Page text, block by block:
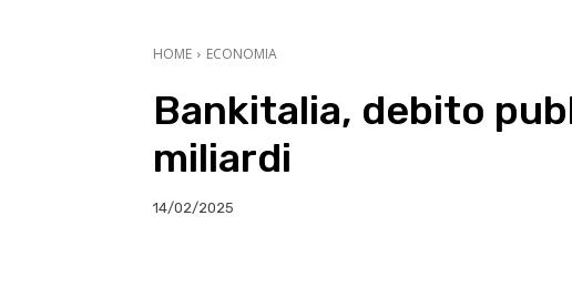
HOME ECONOMIA
Bankitalia, debito
miliardi
14/02/2025